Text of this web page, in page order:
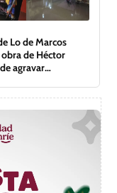
Lo de Marcos
obra de Héctor
agravar